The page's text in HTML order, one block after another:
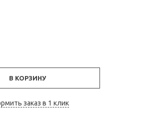
В КОРЗИНУ
заказ в 1 клик